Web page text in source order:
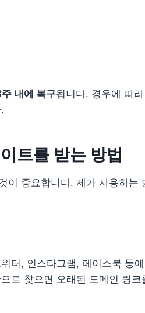
내에 복구됩니다. 경우에 따
트를 받는 방법
이 중요합니다. 제가 사용하는
터, 인스타그램, 페이스북 등
로 찾으면 오래된 도메인 링크